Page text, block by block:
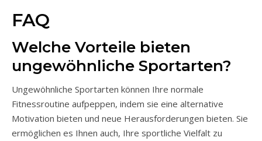
FAQ
Welche Vorteile bieten
ungewöhnliche Sportarten?
Ungewöhnliche Sportarten können Ihre normale
Fitnessroutine aufpeppen, indem sie eine alternative
Motivation bieten und neue Herausforderungen bieten. Sie
ermöglichen es Ihnen auch, Ihre sportliche Vielfalt zu